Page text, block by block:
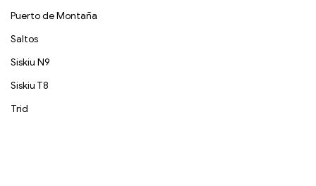
Puerto de Montaña
Saltos
Siskiu N9
Siskiu T8
Trid